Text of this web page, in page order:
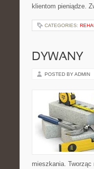
klientom pieniądze.
CATEGORIES:
DYWANY
POSTED BY ADMIN
mieszkania.